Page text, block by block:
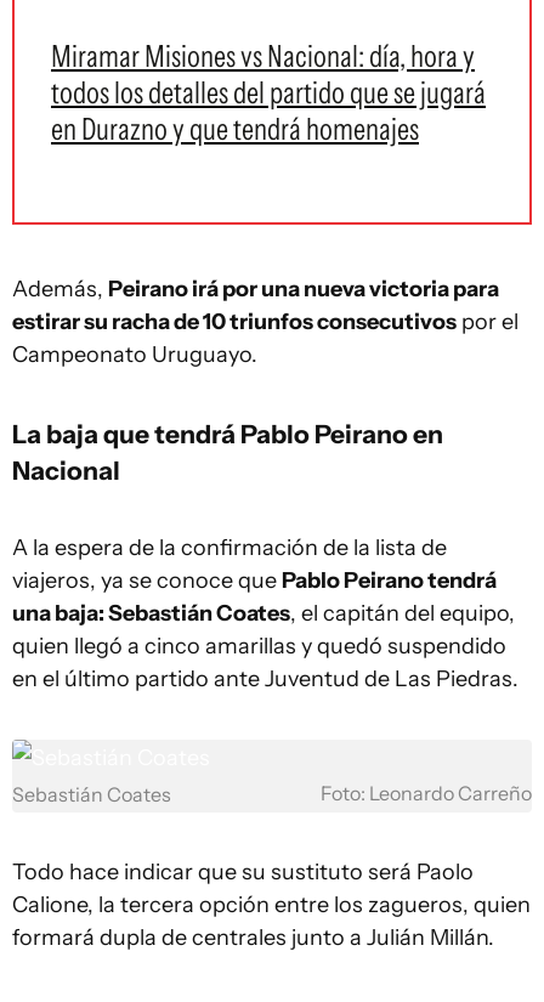
Miramar Misiones vs Nacional: día, hora y
todos los detalles del partido que se jugará
en Durazno y que tendrá homenajes
Además, Peirano irá por una nueva victoria para
estirar su racha de 10 triunfos consecutivos por el
Campeonato Uruguayo.
La baja que tendrá Pablo Peirano en
Nacional
A la espera de la confirmación de la lista de
viajeros, ya se conoce que Pablo Peirano tendrá
una baja: Sebastián Coates, el capitán del equipo,
quien llegó a cinco amarillas y quedó suspendido
en el último partido ante Juventud de Las Piedras.
Sebastián Coates Foto: Leonardo Carreño
Todo hace indicar que su sustituto será Paolo
Calione, la tercera opción entre los zagueros, quien
formará dupla de centrales junto a Julián Millán.